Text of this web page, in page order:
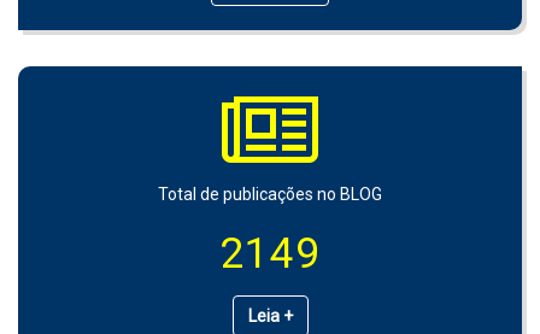
Total de publicações no BLOG
2149
Leia +